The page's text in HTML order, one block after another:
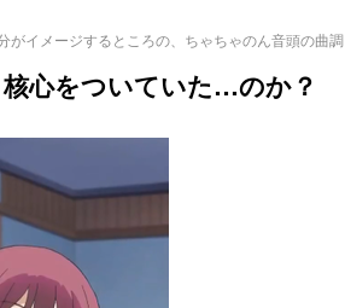
がイメージするところの、ちゃちゃのん音頭の曲調
心をついていた…のか？